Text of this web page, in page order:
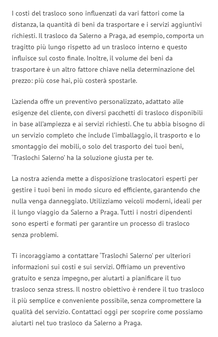
I costi del trasloco sono influenzati da vari fattori come la
distanza, la quantità di beni da trasportare e i servizi aggiuntivi
richiesti. Il trasloco da Salerno a Praga, ad esempio, comporta un
tragitto più lungo rispetto ad un trasloco interno e questo
influisce sul costo finale. Inoltre, il volume dei beni da
trasportare è un altro fattore chiave nella determinazione del
prezzo: più cose hai, più costerà spostarle.
L’azienda offre un preventivo personalizzato, adattato alle
esigenze del cliente, con diversi pacchetti di trasloco disponibili
in base all’ampiezza e ai servizi richiesti. Che tu abbia bisogno di
un servizio completo che include l’imballaggio, il trasporto e lo
smontaggio dei mobili, o solo del trasporto dei tuoi beni,
‘Traslochi Salerno’ ha la soluzione giusta per te.
La nostra azienda mette a disposizione traslocatori esperti per
gestire i tuoi beni in modo sicuro ed efficiente, garantendo che
nulla venga danneggiato. Utilizziamo veicoli moderni, ideali per
il lungo viaggio da Salerno a Praga. Tutti i nostri dipendenti
sono esperti e formati per garantire un processo di trasloco
senza problemi.
Ti incoraggiamo a contattare ‘Traslochi Salerno’ per ulteriori
informazioni sui costi e sui servizi. Offriamo un preventivo
gratuito e senza impegno, per aiutarti a pianificare il tuo
trasloco senza stress. Il nostro obiettivo è rendere il tuo trasloco
il più semplice e conveniente possibile, senza compromettere la
qualità del servizio. Contattaci oggi per scoprire come possiamo
aiutarti nel tuo trasloco da Salerno a Praga.